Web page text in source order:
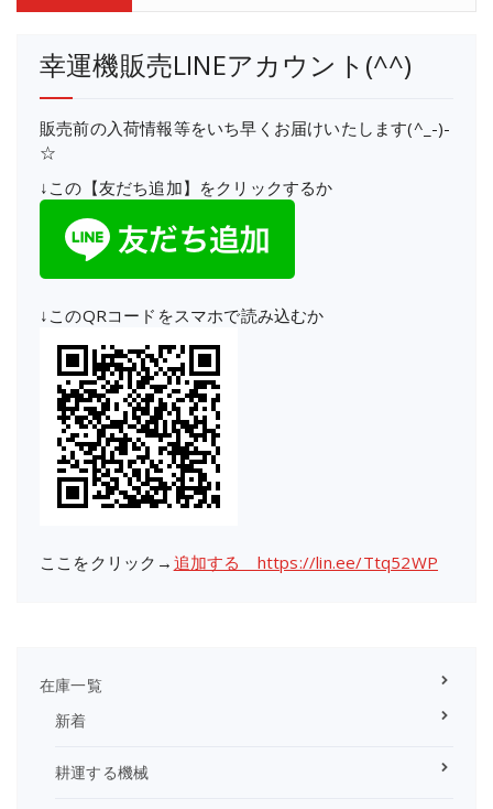
幸運機販売LINEアカウント(^^)
販売前の入荷情報等をいち早くお届けいたします(^_-)-
☆
↓この【友だち追加】をクリックするか
↓このQRコードをスマホで読み込むか
ここをクリック→ 追加する https://lin.ee/Ttq52WP
在庫一覧
新着
耕運する機械